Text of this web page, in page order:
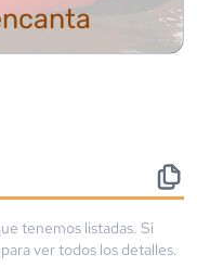
tenemos listadas. Si
ver todos los detalles.